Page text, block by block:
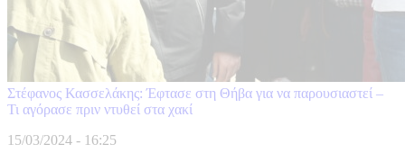
Στέφανος Κασσελάκης: Έφτασε στη Θήβα για να παρουσιαστεί –
Τι αγόρασε πριν ντυθεί στα χακί
15/03/2024 - 16:25